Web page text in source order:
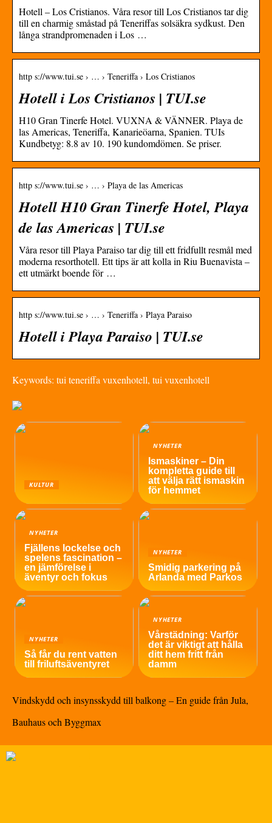
Hotell – Los Cristianos. Våra resor till Los Cristianos tar dig
till en charmig småstad på Teneriffas solsäkra sydkust. Den
långa strandpromenaden i Los …
http s://www.tui.se › … › Teneriffa › Los Cristianos
Hotell i Los Cristianos | TUI.se
H10 Gran Tinerfe Hotel. VUXNA & VÄNNER. Playa de
las Americas, Teneriffa, Kanarieöarna, Spanien. TUIs
Kundbetyg: 8.8 av 10. 190 kundomdömen. Se priser.
http s://www.tui.se › … › Playa de las Americas
Hotell H10 Gran Tinerfe Hotel, Playa
de las Americas | TUI.se
Våra resor till Playa Paraiso tar dig till ett fridfullt resmål med
moderna resorthotell. Ett tips är att kolla in Riu Buenavista –
ett utmärkt boende för …
http s://www.tui.se › … › Teneriffa › Playa Paraiso
Hotell i Playa Paraiso | TUI.se
Keywords: tui teneriffa vuxenhotell, tui vuxenhotell
KULTUR
NYHETER
Ismaskiner – Din
kompletta guide till
att välja rätt ismaskin
för hemmet
NYHETER
Fjällens lockelse och
spelens fascination –
en jämförelse i
äventyr och fokus
NYHETER
Smidig parkering på
Arlanda med Parkos
NYHETER
Så får du rent vatten
till friluftsäventyret
NYHETER
Vårstädning: Varför
det är viktigt att hålla
ditt hem fritt från
damm
Vindskydd och insynsskydd till balkong – En guide från Jula,
Bauhaus och Byggmax